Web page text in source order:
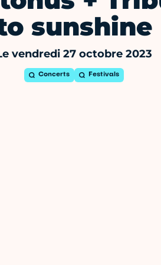
sunshine
vendredi 27 octobre 2023
Concerts Festivals